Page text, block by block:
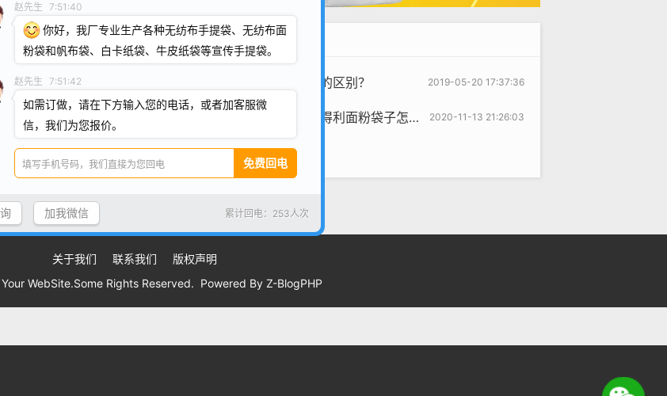
2019-04-01 18:22:55 2019-05-20 17:37:36
一次成型无纺布袋刷边与不刷边的区别？
2020-11-13 21:36:48
？ 2020-11-13 21:26:03
无纺布面粉袋订做厂家告诉您五得利面粉袋子怎么拆?
2019-09-26 18:00:00
‹‹
关于我们 联系我们
版权声明
WebSite.Some Rights Reserved. Powered By Z-BlogPHP
赵先生 7:51:40
你好，我厂专业生产各种无纺布手提袋、无纺布面
粉袋和帆布袋、白卡纸袋、牛皮纸袋等宣传手提袋。
赵先生 7:51:42
如需订做，请在下方输入您的电话，或者加客服微
信，我们为您报价。
累计回电：253人次
加我微信